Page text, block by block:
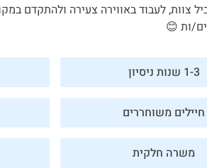
צוות, לעבוד באווירה צעירה ולהתקדם
ות 😊
1-3 שנות ניסיון
חיילים משוחררים
משרה חלקית